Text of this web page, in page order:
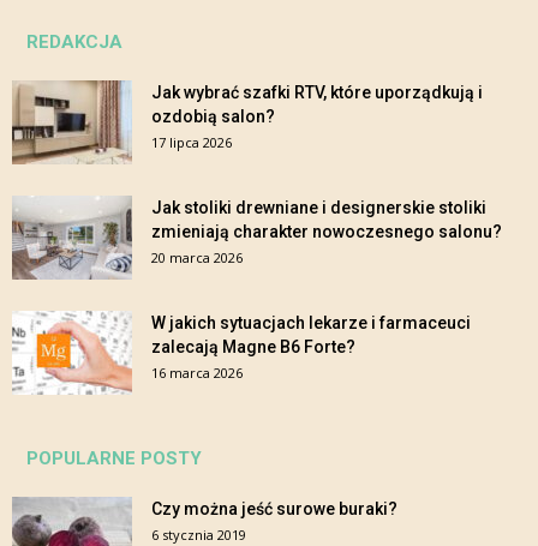
REDAKCJA
Jak wybrać szafki RTV, które uporządkują i
ozdobią salon?
17 lipca 2026
Jak stoliki drewniane i designerskie stoliki
zmieniają charakter nowoczesnego salonu?
20 marca 2026
W jakich sytuacjach lekarze i farmaceuci
zalecają Magne B6 Forte?
16 marca 2026
POPULARNE POSTY
Czy można jeść surowe buraki?
6 stycznia 2019